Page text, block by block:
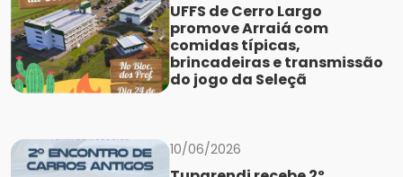
UFFS de Cerro Largo
promove Arraiá com
comidas típicas,
brincadeiras e transmissão
do jogo da Seleçã
10/06/2026